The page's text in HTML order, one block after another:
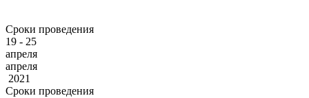
Сроки проведения
19 - 25
апреля
апреля
2021
Сроки проведения